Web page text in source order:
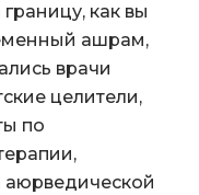
границу, как вы
ашрам,
врачи
целители,
по